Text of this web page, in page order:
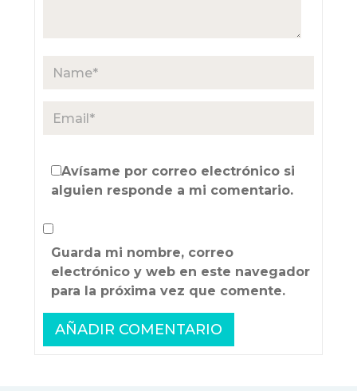
Avísame por correo electrónico si
alguien responde a mi comentario.
Guarda mi nombre, correo
electrónico y web en este navegador
para la próxima vez que comente.